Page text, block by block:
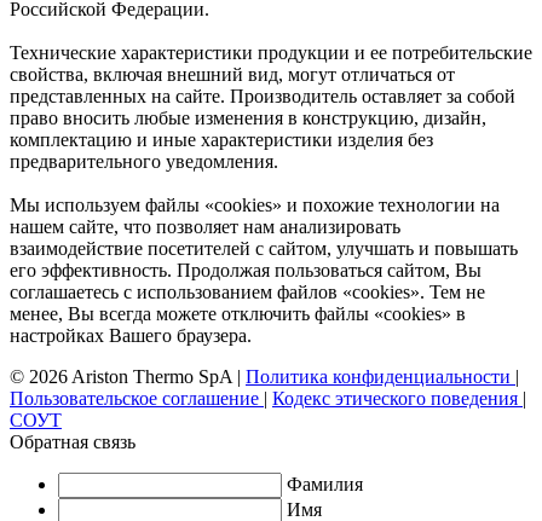
Российской Федерации.
Технические характеристики продукции и ее потребительские
свойства, включая внешний вид, могут отличаться от
представленных на сайте. Производитель оставляет за собой
право вносить любые изменения в конструкцию, дизайн,
комплектацию и иные характеристики изделия без
предварительного уведомления.
Мы используем файлы «cookies» и похожие технологии на
нашем сайте, что позволяет нам анализировать
взаимодействие посетителей с сайтом, улучшать и повышать
его эффективность. Продолжая пользоваться сайтом, Вы
соглашаетесь с использованием файлов «cookies». Тем не
менее, Вы всегда можете отключить файлы «cookies» в
настройках Вашего браузера.
© 2026 Ariston Thermo SpA | Политика конфиденциальности |
Пользовательское соглашение | Кодекс этического поведения |
СОУТ
Обратная связь
Фамилия
Имя